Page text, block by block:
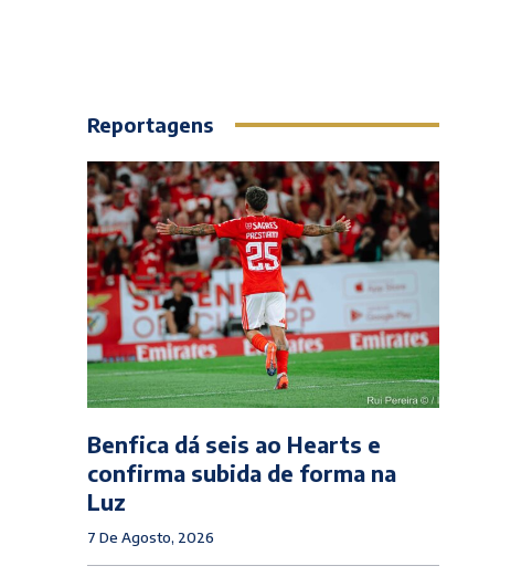
Reportagens
Benfica dá seis ao Hearts e
confirma subida de forma na
Luz
7 De Agosto, 2026